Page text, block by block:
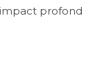
profond